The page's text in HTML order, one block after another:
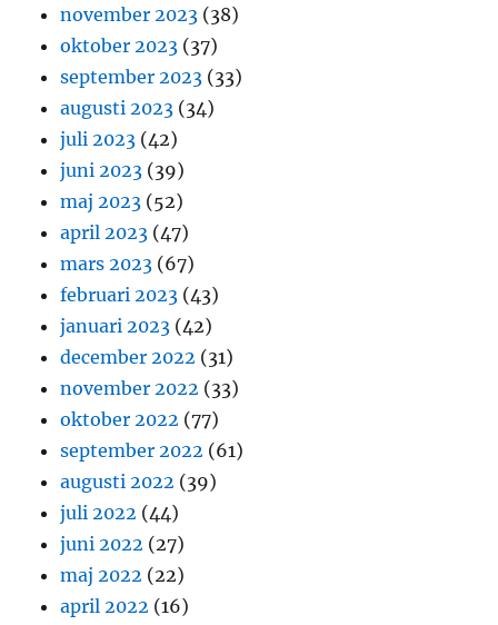
november 2023 (38)
oktober 2023 (37)
september 2023 (33)
augusti 2023 (34)
juli 2023 (42)
juni 2023 (39)
maj 2023 (52)
april 2023 (47)
mars 2023 (67)
februari 2023 (43)
januari 2023 (42)
december 2022 (31)
november 2022 (33)
oktober 2022 (77)
september 2022 (61)
augusti 2022 (39)
juli 2022 (44)
juni 2022 (27)
maj 2022 (22)
april 2022 (16)